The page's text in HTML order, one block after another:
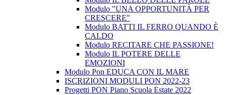
Modulo "UNA OPPORTUNITÀ PER
CRESCERE"
Modulo BATTI IL FERRO QUANDO È
CALDO
Modulo RECITARE CHE PASSIONE!
Modulo IL POTERE DELLE
EMOZIONI
Modulo Pon EDUCA CON IL MARE
ISCRIZIONI MODULI PON 2022-23
Progetti PON Piano Scuola Estate 2022